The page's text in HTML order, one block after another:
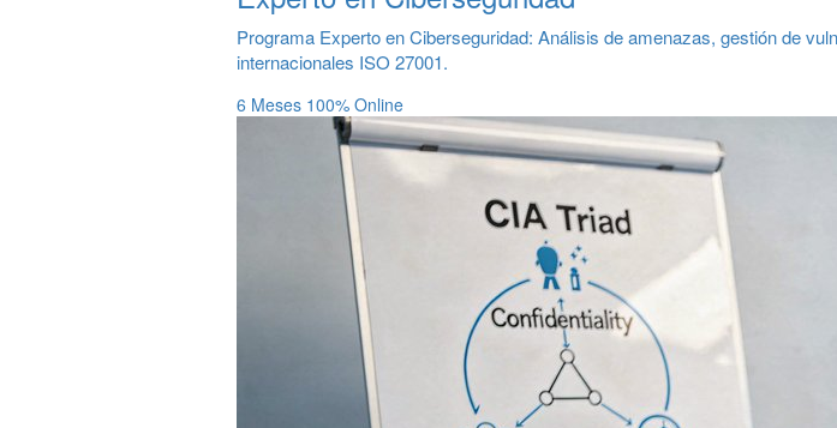
Programa Experto en Ciberseguridad: Análisis de amenazas, gestión de
internacionales ISO 27001.
6 Meses 100% Online